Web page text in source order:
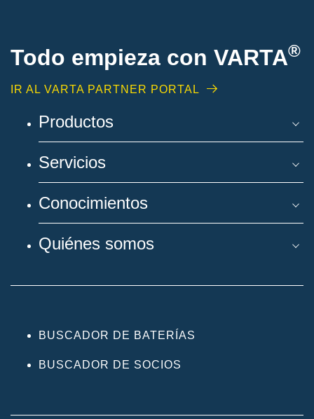
Todo empieza con VARTA®
IR AL VARTA PARTNER PORTAL
Productos
Servicios
Conocimientos
Quiénes somos
BUSCADOR DE BATERÍAS
BUSCADOR DE SOCIOS